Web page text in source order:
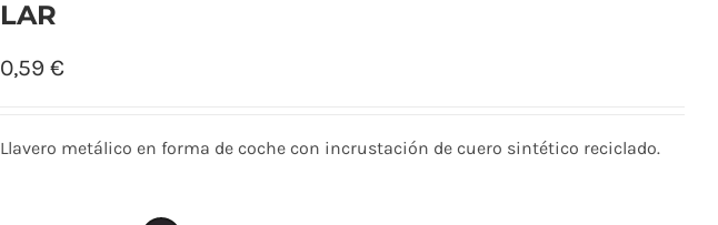
LAR
0,59 €
Llavero metálico en forma de coche con incrustación de cuero sintético reciclado.